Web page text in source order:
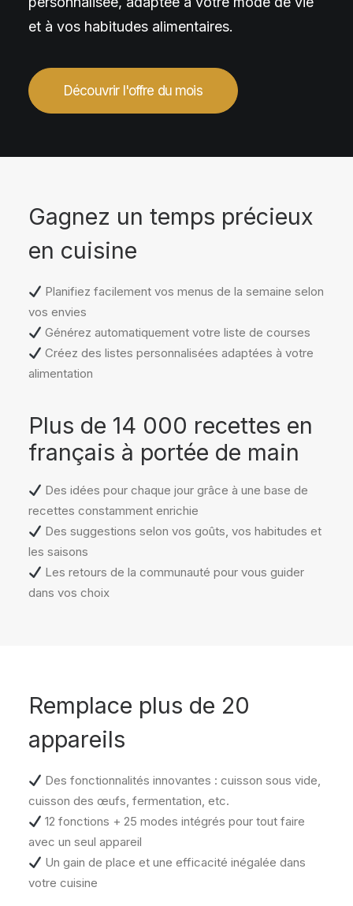
et à vos habitudes alimentaires.
Découvrir l'offre du mois
Gagnez un temps précieux
en cuisine
Planifiez facilement vos menus de la semaine selon
vos envies
Générez automatiquement votre liste de courses
Créez des listes personnalisées adaptées à votre
alimentation
Plus de 14 000 recettes en
français à portée de main
Des idées pour chaque jour grâce à une base de
recettes constamment enrichie
Des suggestions selon vos goûts, vos habitudes et
les saisons
Les retours de la communauté pour vous guider
dans vos choix
Remplace plus de 20
appareils
Des fonctionnalités innovantes : cuisson sous vide,
cuisson des œufs, fermentation, etc.
12 fonctions + 25 modes intégrés pour tout faire
avec un seul appareil
Un gain de place et une efficacité inégalée dans
votre cuisine